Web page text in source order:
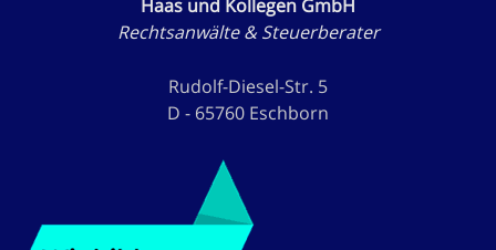
Haas und Kollegen GmbH
Rechtsanwälte & Steuerberater
Rudolf-Diesel-Str. 5
D - 65760 Eschborn